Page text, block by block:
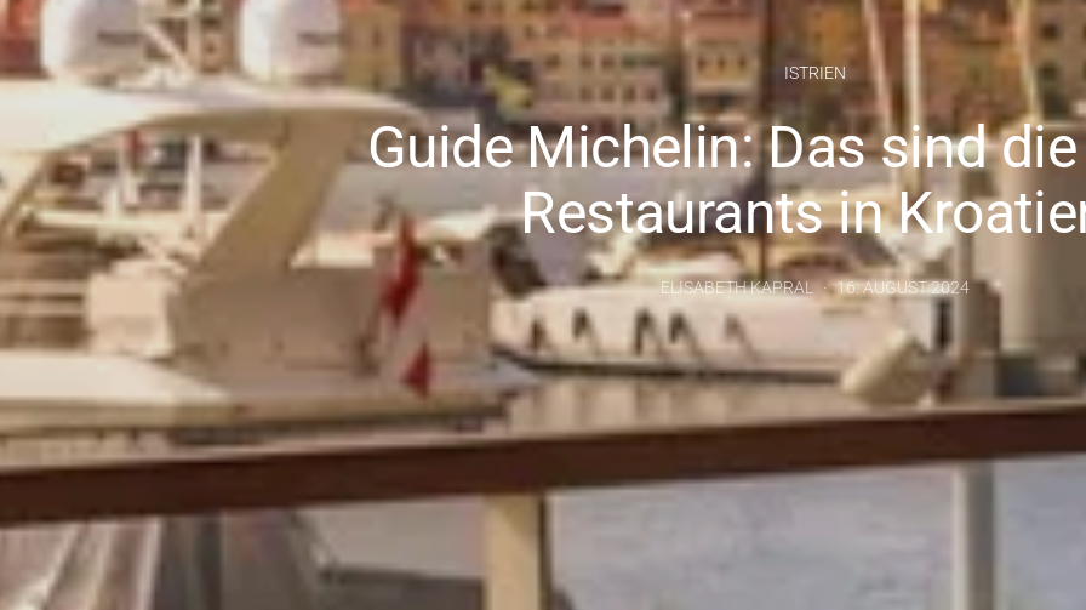
ISTRIEN
Guide Michelin: Das sind
Restaurants in
ELISABETH KAPRAL 16. AUGUST 2024